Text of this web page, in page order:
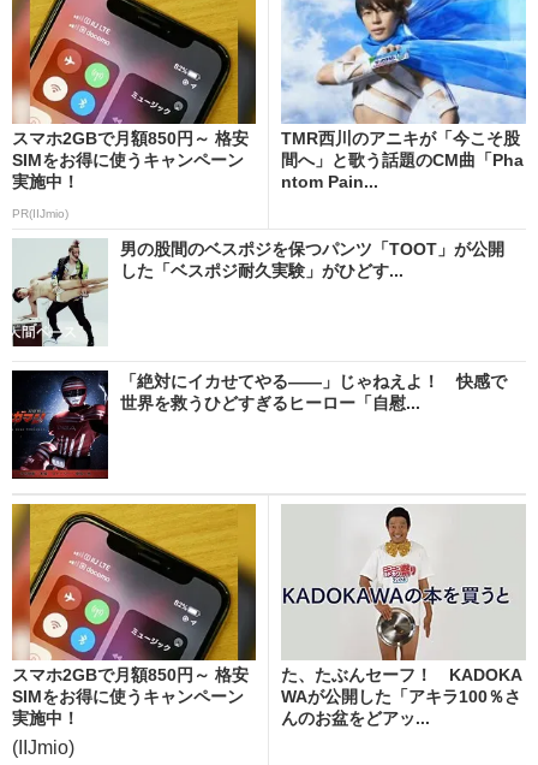
スマホ2GBで月額850円～ 格安
SIMをお得に使うキャンペーン
実施中！
PR(IIJmio)
TMR西川のアニキが「今こそ股
間へ」と歌う話題のCM曲「Pha
ntom Pain...
男の股間のベスポジを保つパンツ「TOOT」が公開
した「ベスポジ耐久実験」がひどす...
「絶対にイカせてやる――」じゃねえよ！ 快感で
世界を救うひどすぎるヒーロー「自慰...
スマホ2GBで月額850円～ 格安
SIMをお得に使うキャンペーン
実施中！
(IIJmio)
た、たぶんセーフ！ KADOKA
WAが公開した「アキラ100％さ
んのお盆をどアッ...